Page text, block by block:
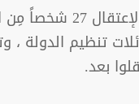
فقد شنت "قسد"
تنظيم الدولة ،